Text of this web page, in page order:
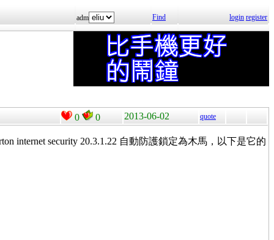
adm Find login register
0 0 2013-06-02 quote
internet security 20.3.1.22 自動防護鎖定為木馬，以下是它的